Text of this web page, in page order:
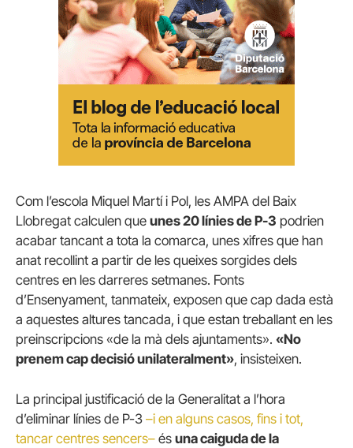
Com l’escola Miquel Martí i Pol, les AMPA del Baix
Llobregat calculen que unes 20 línies de P-3 podrien
acabar tancant a tota la comarca, unes xifres que han
anat recollint a partir de les queixes sorgides dels
centres en les darreres setmanes. Fonts
d’Ensenyament, tanmateix, exposen que cap dada està
a aquestes altures tancada, i que estan treballant en les
preinscripcions «de la mà dels ajuntaments». «No
prenem cap decisió unilateralment», insisteixen.
La principal justificació de la Generalitat a l’hora
d’eliminar línies de P-3 –i en alguns casos, fins i tot,
tancar centres sencers– és una caiguda de la